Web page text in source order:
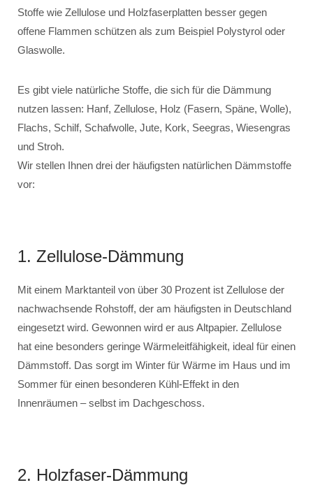
Stoffe wie Zellulose und Holzfaserplatten besser gegen
offene Flammen schützen als zum Beispiel Polystyrol oder
Glaswolle.
Es gibt viele natürliche Stoffe, die sich für die Dämmung
nutzen lassen: Hanf, Zellulose, Holz (Fasern, Späne, Wolle),
Flachs, Schilf, Schafwolle, Jute, Kork, Seegras, Wiesengras
und Stroh.
Wir stellen Ihnen drei der häufigsten natürlichen Dämmstoffe
vor:
1. Zellulose-Dämmung
Mit einem Marktanteil von über 30 Prozent ist Zellulose der
nachwachsende Rohstoff, der am häufigsten in Deutschland
eingesetzt wird. Gewonnen wird er aus Altpapier. Zellulose
hat eine besonders geringe Wärmeleitfähigkeit, ideal für einen
Dämmstoff. Das sorgt im Winter für Wärme im Haus und im
Sommer für einen besonderen Kühl-Effekt in den
Innenräumen – selbst im Dachgeschoss.
2. Holzfaser-Dämmung